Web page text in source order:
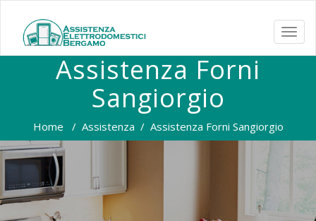
Assistenza Forni
Sangiorgio
Home / Assistenza / Assistenza Forni Sangiorgio